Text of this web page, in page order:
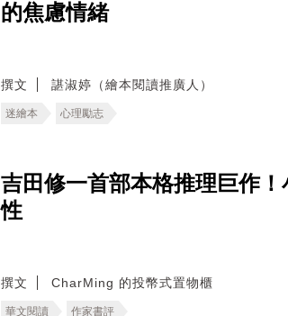
的焦慮情緒
撰文 諶淑婷（繪本閱讀推廣人）
迷繪本 心理勵志
吉田修一首部本格推理巨作
性
撰文 CharMing 的投幣式置物櫃
華文閱讀 作家書評